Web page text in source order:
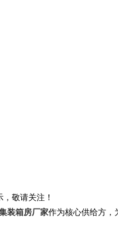
敬请关注！
装箱房厂家作为核心供给方，